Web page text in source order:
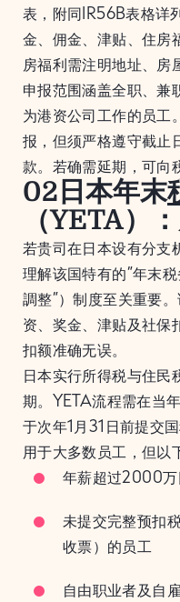
表，附同IR56B表格详
金、佣金、津贴、住房
房福利需注明地址、房
申报范围涵盖全职、兼
为港资公司工作的员工
报，但须严格遵守截止
款。若确需延期，可向
02日本年末
（YETA）
若贵司在日本设有分支
理解该国特有的”年末
調整”）制度至关重要
资、奖金、津贴及社保
扣额准确无误。
日本实行所得税与住民
期。YETA流程需在当
于次年1月31日前提交
用于大多数员工，但以
年薪超过2000万
未提交完整预扣
收票）的员工
自由职业者及自